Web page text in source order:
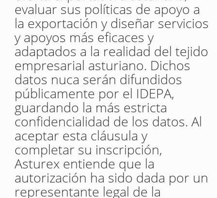
evaluar sus políticas de apoyo a
la exportación y diseñar servicios
y apoyos más eficaces y
adaptados a la realidad del tejido
empresarial asturiano. Dichos
datos nuca serán difundidos
públicamente por el IDEPA,
guardando la más estricta
confidencialidad de los datos. Al
aceptar esta cláusula y
completar su inscripción,
Asturex entiende que la
autorización ha sido dada por un
representante legal de la